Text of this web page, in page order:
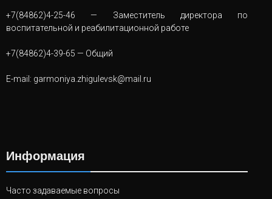
+7(84862)4-25-46 — Заместитель директора по
воспитательной и реабилитационной работе
+7(84862)4-39-65 — Общий
E-mail: garmoniya.zhigulevsk@mail.ru
Информация
Часто задаваемые вопросы